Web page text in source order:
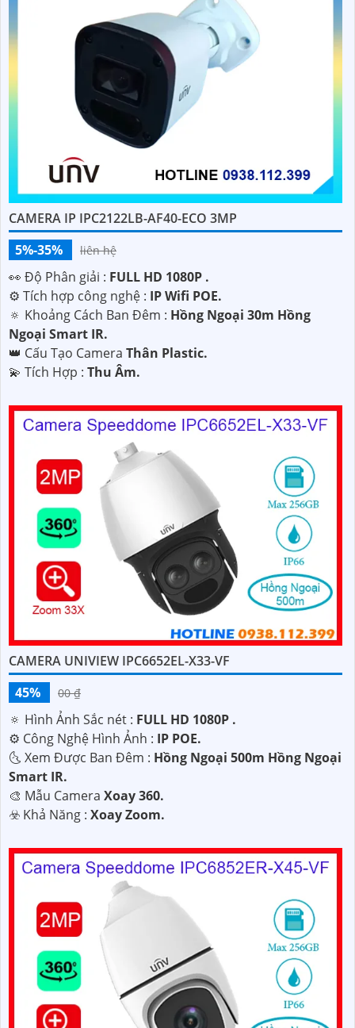
CAMERA IP IPC2122LB-AF40-ECO 3MP
5%-35%
liên hệ
️👀 Độ Phân giải : FULL HD 1080P .
⚙ Tích hợp công nghệ : IP Wifi POE.
🔅 Khoảng Cách Ban Đêm : Hồng Ngoại 30m Hồng
Ngoại Smart IR.
👑 Cấu Tạo Camera Thân Plastic.
️💫 Tích Hợp : Thu Âm.
CAMERA UNIVIEW IPC6652EL-X33-VF
45%
00 ₫
🔅 Hình Ảnh Sắc nét : FULL HD 1080P .
⚙ Công Nghệ Hình Ảnh : IP POE.
🌜 Xem Được Ban Đêm : Hồng Ngoại 500m Hồng Ngoại
Smart IR.
🎨 Mẫu Camera Xoay 360.
️☣️ Khả Năng : Xoay Zoom.